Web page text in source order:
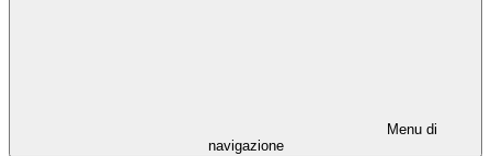
Menu di
navigazione